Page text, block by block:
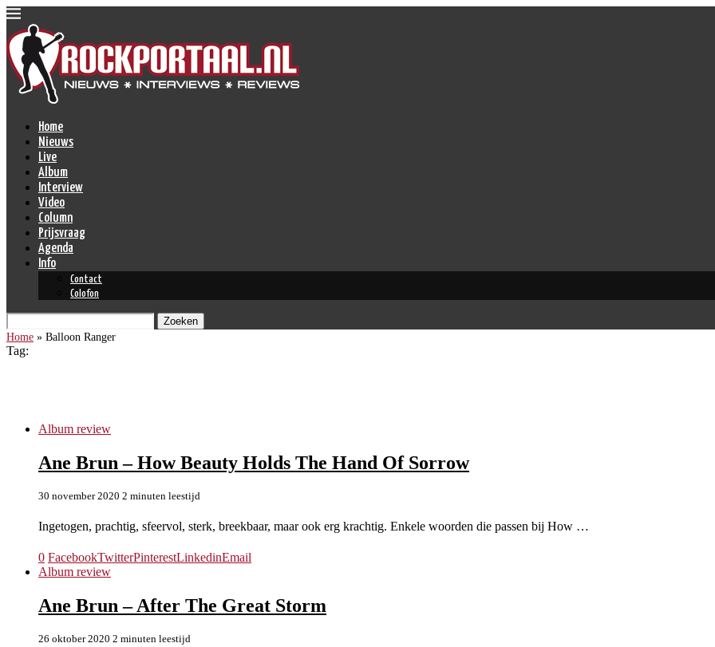
Home
Nieuws
Live
Album
Interview
Video
Column
Prijsvraag
Agenda
Info
Contact
Colofon
Zoeken
Home » Balloon Ranger
Tag:
Album review
Ane Brun – How Beauty Holds The Hand Of Sorrow
30 november 2020 2 minuten leestijd
Ingetogen, prachtig, sfeervol, sterk, breekbaar, maar ook erg krachtig. Enkele woorden die passen bij How …
0 FacebookTwitterPinterestLinkedinEmail
Album review
Ane Brun – After The Great Storm
26 oktober 2020 2 minuten leestijd